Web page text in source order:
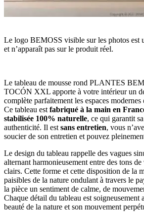
Le logo BEMOSS visible sur les photos est
et n’apparaît pas sur le produit réel.
Le tableau de mousse rond PLANTES
TOCÓN XXL apporte à votre intérieur un
complète parfaitement les espaces
Ce tableau est fabriqué à la main en
stabilisée 100% naturelle, ce qui garantit
authenticité. Il est sans entretien, vous
soucier de son entretien et pouvez
Le design du tableau rappelle des vagues
alternant harmonieusement entre des tons
clairs. Cette forme et cette disposition de la
paisibles de la nature ondulant à travers le
la pièce un sentiment de calme, de
Chaque détail du tableau est soigneusement
beauté de la nature et son mouvement